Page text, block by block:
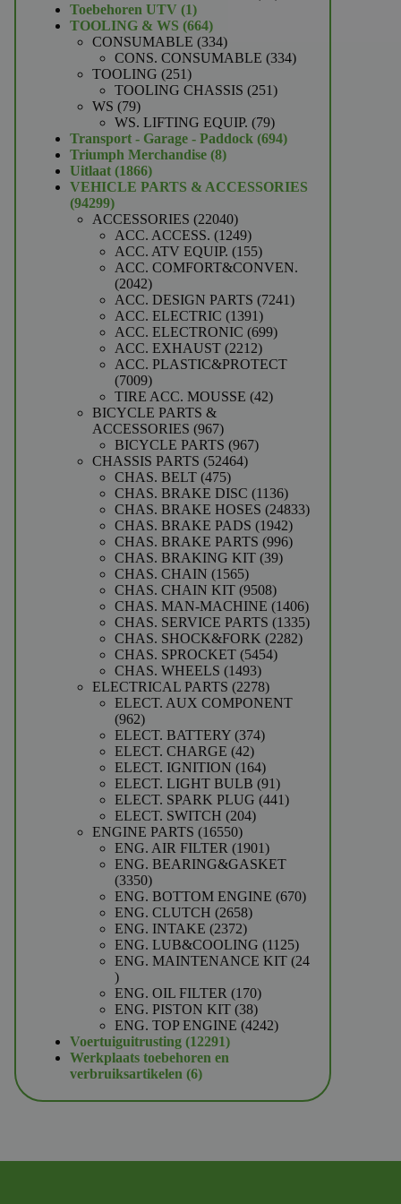
Toebehoren UTV 11
product
TOOLING & WS 664664
producten
CONSUMABLE 334334
producten
CONS. CONSUMABLE 334334
TOOLING 251251
producten
TOOLING CHASSIS 251251
WS 7979
producten
WS. LIFTING EQUIP. 7979
producten
Transport - Garage - Paddock 694694
Triumph Merchandise 88
Uitlaat 18661866
producten
VEHICLE PARTS & ACCESSORIES
9429994299
producten
ACCESSORIES 2204022040
producten
ACC. ACCESS. 12491249
producten
ACC. ATV EQUIP. 155155
producten
ACC. COMFORT&CONVEN.
20422042
producten
ACC. DESIGN PARTS 72417241
ACC. ELECTRIC 13911391
producten
ACC. ELECTRONIC 699699
ACC. EXHAUST 22122212
producten
ACC. PLASTIC&PROTECT
70097009
producten
TIRE ACC. MOUSSE 4242
BICYCLE PARTS &
ACCESSORIES 967967
producten
BICYCLE PARTS 967967
CHASSIS PARTS 5246452464
CHAS. BELT 475475
producten
CHAS. BRAKE DISC 11361136
producten
CHAS. BRAKE HOSES 2483324833
CHAS. BRAKE PADS 19421942
producten
CHAS. BRAKE PARTS 996996
CHAS. BRAKING KIT 3939
CHAS. CHAIN 15651565
producten
CHAS. CHAIN KIT 95089508
producten
CHAS. MAN-MACHINE 14061406
producten
CHAS. SERVICE PARTS 13351335
CHAS. SHOCK&FORK 22822282
CHAS. SPROCKET 54545454
CHAS. WHEELS 14931493
producten
ELECTRICAL PARTS 22782278
producten
ELECT. AUX COMPONENT
962962
producten
ELECT. BATTERY 374374
ELECT. CHARGE 4242
producten
ELECT. IGNITION 164164
producten
ELECT. LIGHT BULB 9191
producten
ELECT. SPARK PLUG 441441
ELECT. SWITCH 204204
ENGINE PARTS 1655016550
producten
ENG. AIR FILTER 19011901
producten
ENG. BEARING&GASKET
33503350
producten
ENG. BOTTOM ENGINE 670670
ENG. CLUTCH 26582658
ENG. INTAKE 23722372
producten
ENG. LUB&COOLING 11251125
producten
ENG. MAINTENANCE KIT 24
24
producten
ENG. OIL FILTER 170170
producten
ENG. PISTON KIT 3838
producten
ENG. TOP ENGINE 42424242
Voertuiguitrusting 1229112291
producten
Werkplaats toebehoren en
verbruiksartikelen 66